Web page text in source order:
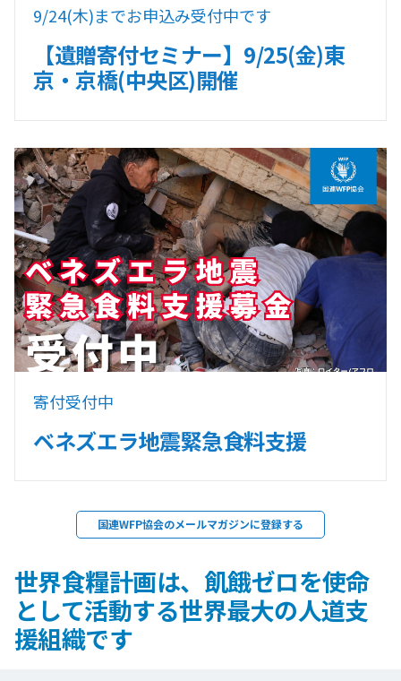
9/24(木)までお申込み受付中です
【遺贈寄付セミナー】9/25(金)東
京・京橋(中央区)開催
寄付受付中
ベネズエラ地震緊急食料支援
国連WFP協会のメールマガジンに登録する
世界食糧計画は、飢餓ゼロを使命
として活動する世界最大の人道支
援組織です